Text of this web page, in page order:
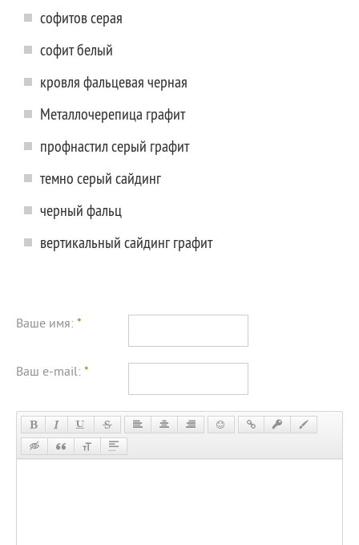
софитов серая
софит белый
кровля фальцевая черная
Металлочерепица графит
профнастил серый графит
темно серый сайдинг
черный фальц
вертикальный сайдинг графит
Ваше имя: *
Ваш e-mail: *